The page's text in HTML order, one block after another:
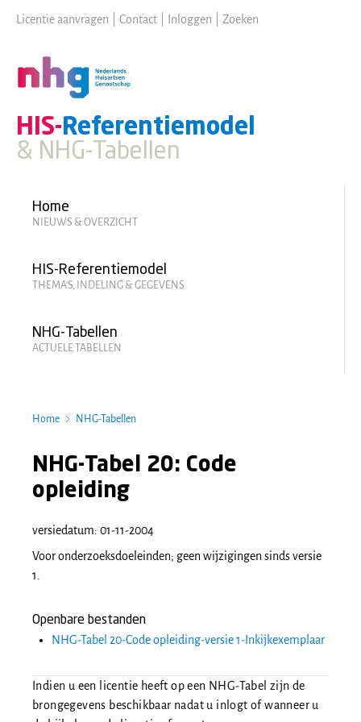
content
Licentie aanvragen Contact Inloggen Zoeken
HIS-Referentiemodel
& NHG-Tabellen
Home
NIEUWS & OVERZICHT
HIS-Referentiemodel
THEMA'S, INDELING & GEGEVENS
NHG-Tabellen
ACTUELE TABELLEN
Home NHG-Tabellen
NHG-Tabel 20: Code
opleiding
versiedatum: 01-11-2004
Voor onderzoeksdoeleinden; geen wijzigingen sinds versie
1.
Openbare bestanden
NHG-Tabel 20-Code opleiding-versie 1-Inkijkexemplaar
Indien u een licentie heeft op een NHG-Tabel zijn de
brongegevens beschikbaar nadat u inlogt of wanneer u